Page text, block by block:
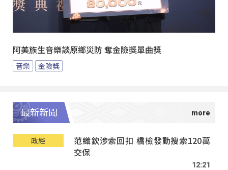
阿美族生音樂談原鄉災防 奪金險獎單曲獎
音樂 金險獎
最新新聞
政經
范織欽涉索回扣 橋檢發動搜索120萬
交保
12:21